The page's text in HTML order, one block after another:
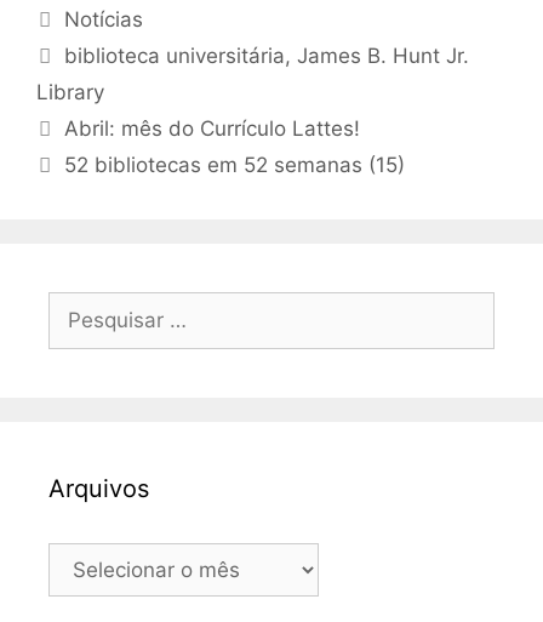
Categorias
Notícias
Tags
biblioteca universitária,James B. Hunt Jr.
Library
Abril: mês do Currículo Lattes!
52 bibliotecas em 52 semanas (15)
Pesquisar
Arquivos
Arquivos